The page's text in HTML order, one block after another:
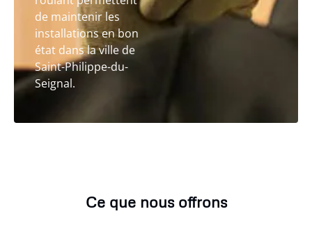
de maintenir les
installations en bon
état dans la ville de
Saint-Philippe-du-
Seignal.
Ce que nous offrons